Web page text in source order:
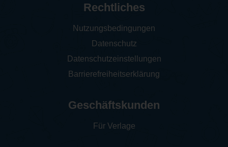
Rechtliches
Nutzungsbedingungen
Datenschutz
Datenschutzeinstellungen
Barrierefreiheitserklärung
Geschäftskunden
Für Verlage